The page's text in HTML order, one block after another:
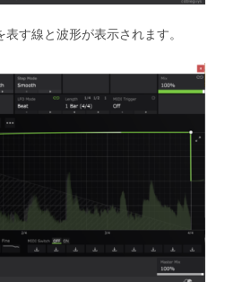
す線と波形が表示されます。